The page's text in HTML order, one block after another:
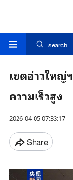
search
เขตอ่าวใหญ่
ความเร็วสูง
2026-04-05 07:33:17
Share